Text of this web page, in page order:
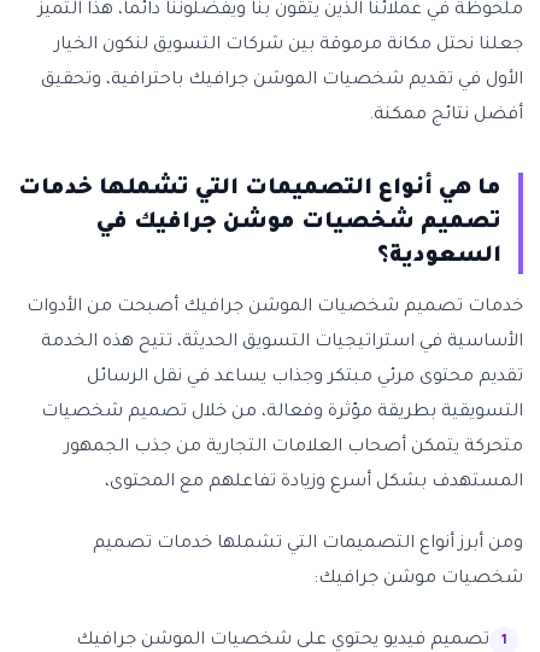
ملحوظة في عملائنا الذين يثقون بنا ويفضلوننا دائماً، هذا التميز
جعلنا نحتل مكانة مرموقة بين شركات التسويق لنكون الخيار
الأول في تقديم شخصيات الموشن جرافيك باحترافية، وتحقيق
أفضل نتائج ممكنة.
ما هي أنواع التصميمات التي تشملها خدمات
تصميم شخصيات موشن جرافيك في
السعودية؟
خدمات تصميم شخصيات الموشن جرافيك أصبحت من الأدوات
الأساسية في استراتيجيات التسويق الحديثة، تتيح هذه الخدمة
تقديم محتوى مرئي مبتكر وجذاب يساعد في نقل الرسائل
التسويقية بطريقة مؤثرة وفعالة، من خلال تصميم شخصيات
متحركة يتمكن أصحاب العلامات التجارية من جذب الجمهور
المستهدف بشكل أسرع وزيادة تفاعلهم مع المحتوى،
ومن أبرز أنواع التصميمات التي تشملها خدمات تصميم
شخصيات موشن جرافيك:
تصميم فيديو يحتوي على شخصيات الموشن جرافيك